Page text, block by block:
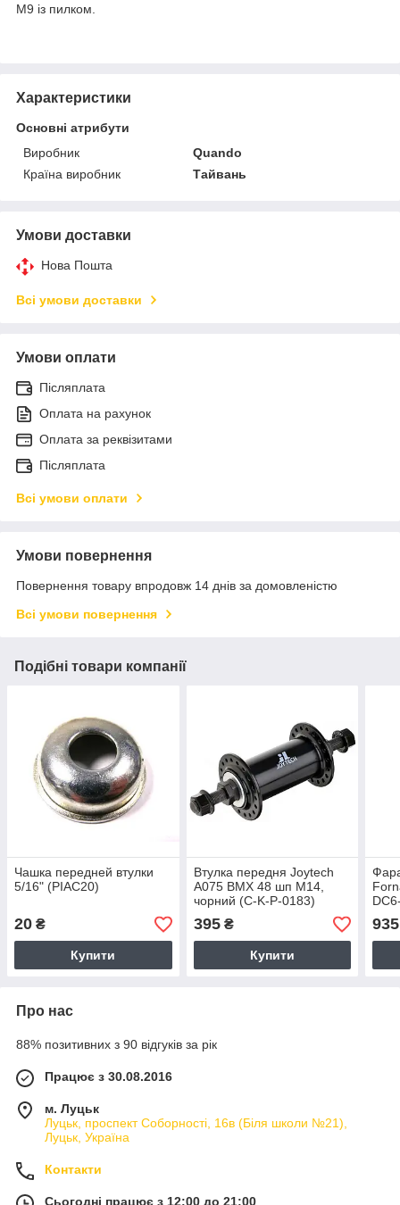
М9 із пилком.
Характеристики
Основні атрибути
Виробник
Quando
Країна виробник
Тайвань
Умови доставки
Нова Пошта
Всі умови доставки
Умови оплати
Післяплата
Оплата на рахунок
Оплата за реквізитами
Післяплата
Всі умови оплати
Умови повернення
Повернення товару впродовж 14 днів за домовленістю
Всі умови повернення
Подібні товари компанії
Чашка передней втулки
5/16" (PIAC20)
20 ₴
Купити
Втулка передня Joytech
A075 BMX 48 шп M14,
чорний (C-K-P-0183)
395₴
Купити
935
Про нас
88% позитивних з 90 відгуків за рік
Працює з 30.08.2016
м. Луцьк
Луцьк, проспект Соборності, 16в (Біля школи №21),
Луцьк, Україна
Контакти
Сьогодні працює з 12:00 до 21:00